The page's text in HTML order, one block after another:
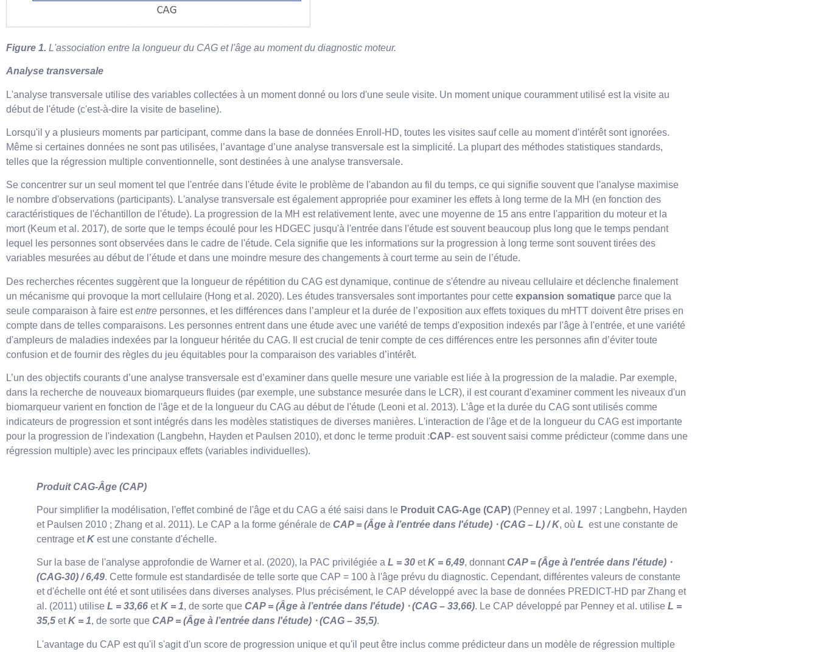
Figure 1. L'association entre la longueur du CAG et l'âge au moment du diagnostic moteur.
Analyse transversale
L'analyse transversale utilise des variables collectées à un moment donné ou lors d'une seule visite. Un moment unique couramment utilisé est la visite au
début de l'étude (c'est-à-dire la visite de baseline).
Lorsqu'il y a plusieurs moments par participant, comme dans la base de données Enroll-HD, toutes les visites sauf celle au moment d'intérêt sont ignorées.
Même si certaines données ne sont pas utilisées, l’avantage d’une analyse transversale est la simplicité. La plupart des méthodes statistiques standards,
telles que la régression multiple conventionnelle, sont destinées à une analyse transversale.
Se concentrer sur un seul moment tel que l'entrée dans l'étude évite le problème de l'abandon au fil du temps, ce qui signifie souvent que l'analyse maximise
le nombre d'observations (participants). L'analyse transversale est également appropriée pour examiner les effets à long terme de la MH (en fonction des
caractéristiques de l'échantillon de l'étude). La progression de la MH est relativement lente, avec une moyenne de 15 ans entre l'apparition du moteur et la
mort (Keum et al. 2017), de sorte que le temps écoulé pour les HDGEC jusqu'à l'entrée dans l'étude est souvent beaucoup plus long que le temps pendant
lequel les personnes sont observées dans le cadre de l'étude. Cela signifie que les informations sur la progression à long terme sont souvent tirées des
variables mesurées au début de l’étude et dans une moindre mesure des changements à court terme au sein de l’étude.
Des recherches récentes suggèrent que la longueur de répétition du CAG est dynamique, continue de s'étendre au niveau cellulaire et déclenche finalement
un mécanisme qui provoque la mort cellulaire (Hong et al. 2020). Les études transversales sont importantes pour cette expansion somatique parce que la
seule comparaison à faire estentre personnes, et les différences dans l’ampleur et la durée de l’exposition aux effets toxiques du mHTT doivent être prises en
compte dans de telles comparaisons. Les personnes entrent dans une étude avec une variété de temps d'exposition indexés par l'âge à l'entrée, et une variété
d'ampleurs de maladies indexées par la longueur héritée du CAG. Il est crucial de tenir compte de ces différences entre les personnes afin d’éviter toute
confusion et de fournir des règles du jeu équitables pour la comparaison des variables d’intérêt.
L’un des objectifs courants d’une analyse transversale est d’examiner dans quelle mesure une variable est liée à la progression de la maladie. Par exemple,
dans la recherche de nouveaux biomarqueurs fluides (par exemple, une substance mesurée dans le LCR), il est courant d'examiner comment les niveaux d'un
biomarqueur varient en fonction de l'âge et de la longueur du CAG au début de l'étude (Leoni et al. 2013). L'âge et la durée du CAG sont utilisés comme
indicateurs de progression et sont intégrés dans les modèles statistiques de diverses manières. L'interaction de l'âge et de la longueur du CAG est importante
pour la progression de l'indexation (Langbehn, Hayden et Paulsen 2010), et donc le terme produit :CAP- est souvent saisi comme prédicteur (comme dans une
régression multiple) avec les principaux effets (variables individuelles).
Produit CAG-Âge (CAP)
Pour simplifier la modélisation, l'effet combiné de l'âge et du CAG a été saisi dans le Produit CAG-Age (CAP) (Penney et al. 1997 ; Langbehn, Hayden
et Paulsen 2010 ; Zhang et al. 2011). Le CAP a la forme générale de CAP = (Âge à l’entrée dans l'étude) ⋅ (CAG – L) / K, où L est une constante de
centrage etK est une constante d'échelle.
Sur la base de l'analyse approfondie de Warner et al. (2020), la PAC privilégiée a L = 30 etK = 6,49, donnantCAP = (Âge à l'entrée dans l'étude) ⋅
(CAG-30) / 6,49. Cette formule est standardisée de telle sorte que CAP = 100 à l'âge prévu du diagnostic. Cependant, différentes valeurs de constante
et d'échelle ont été et sont utilisées dans diverses analyses. Plus précisément, le CAP développé avec la base de données PREDICT-HD par Zhang et
al. (2011) utilise L = 33,66 etK = 1, de sorte que CAP = (Âge à l’entrée dans l'étude) ⋅ (CAG – 33,66). Le CAP développé par Penney et al. utilise L =
35,5 etK = 1, de sorte que CAP = (Âge à l’entrée dans l'étude) ⋅ (CAG – 35,5).
L'avantage du CAP est qu'il s'agit d'un score de progression unique et qu'il peut être inclus comme prédicteur dans un modèle de régression multiple